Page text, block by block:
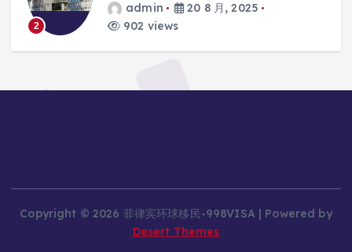
2
admin
20 8 月, 2025
902 views
Copyright © 2026 菲律宾环球移民-998VISA | Powered by
Desert Themes